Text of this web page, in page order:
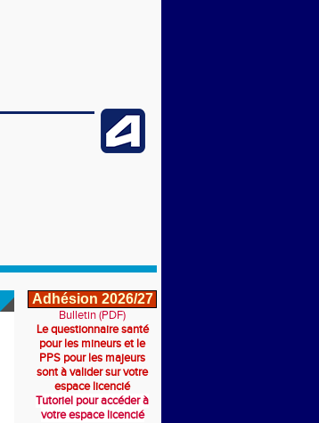
Adhésion 2026/27
Bulletin (PDF)
Le questionnaire santé
pour les mineurs et le
PPS pour les majeurs
sont à valider sur votre
espace licencié
Tutoriel pour accéder à
votre espace licencié